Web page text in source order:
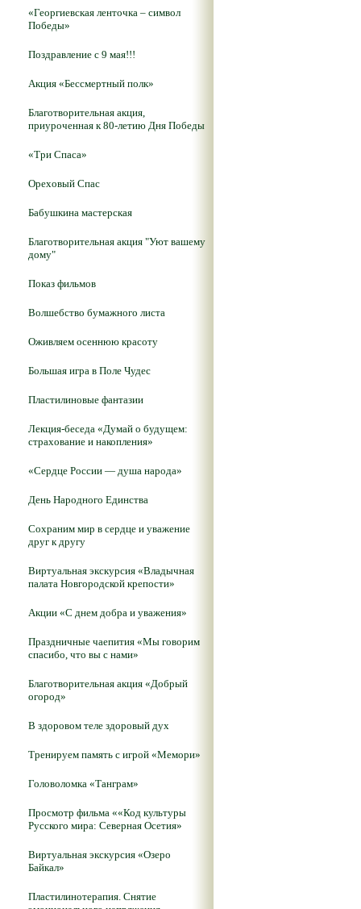
«Георгиевская ленточка – символ
Победы»
Поздравление с 9 мая!!!
Акция «Бессмертный полк»
Благотворительная акция,
приуроченная к 80-летию Дня Победы
«Три Спаса»
Ореховый Спас
Бабушкина мастерская
Благотворительная акция "Уют вашему
дому"
Показ фильмов
Волшебство бумажного листа
Оживляем осеннюю красоту
Большая игра в Поле Чудес
Пластилиновые фантазии
Лекция-беседа «Думай о будущем:
страхование и накопления»
«Сердце России — душа народа»
День Народного Единства
Сохраним мир в сердце и уважение
друг к другу
Виртуальная экскурсия «Владычная
палата Новгородской крепости»
Акции «С днем добра и уважения»
Праздничные чаепития «Мы говорим
спасибо, что вы с нами»
Благотворительная акция «Добрый
огород»
В здоровом теле здоровый дух
Тренируем память с игрой «Мемори»
Головоломка «Танграм»
Просмотр фильма ««Код культуры
Русского мира: Северная Осетия»
Виртуальная экскурсия «Озеро
Байкал»
Пластилинотерапия. Снятие